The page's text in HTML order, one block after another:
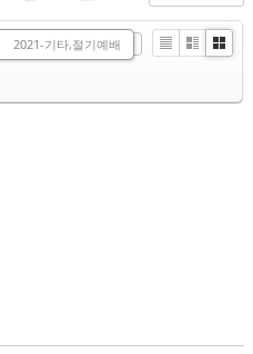
2017
2021-기타,절기예배
ListZineGallery